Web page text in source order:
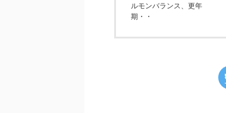
ルモンバランス、更年
期・・